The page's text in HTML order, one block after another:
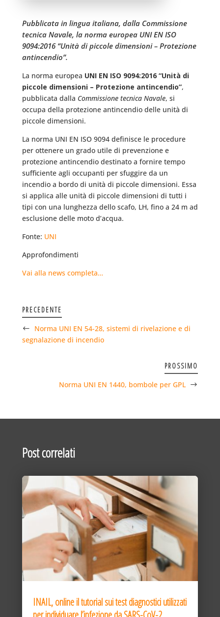
Pubblicata in lingua italiana, dalla Commissione
tecnica Navale, la norma europea UNI EN ISO
9094:2016 “Unità di piccole dimensioni – Protezione
antincendio”.
La norma europea UNI EN ISO 9094:2016 “Unità di
piccole dimensioni – Protezione antincendio”,
pubblicata dalla Commissione tecnica Navale, si
occupa della protezione antincendio delle unità di
piccole dimensioni.
La norma UNI EN ISO 9094 definisce le procedure
per ottenere un grado utile di prevenzione e
protezione antincendio destinato a fornire tempo
sufficiente agli occupanti per sfuggire da un
incendio a bordo di unità di piccole dimensioni. Essa
si applica alle unità di piccole dimensioni di tutti i
tipi con una lunghezza dello scafo, LH, fino a 24 m ad
esclusione delle moto d’acqua.
Fonte: UNI
Approfondimenti
Vai alla news completa…
PRECEDENTE
Norma UNI EN 54-28, sistemi di rivelazione e di
segnalazione di incendio
PROSSIMO
Norma UNI EN 1440, bombole per GPL
Post correlati
INAIL, online il tutorial sui test diagnostici utilizzati